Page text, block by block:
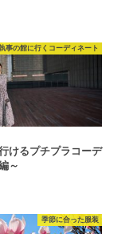
事の館に行くコーディネート
けるプチプラコーデ
～
季節に合った服装